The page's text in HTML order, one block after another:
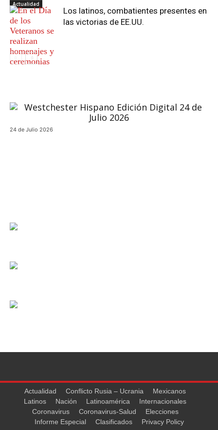
Actualidad
Los latinos, combatientes presentes en
las victorias de EE.UU.
24 de Julio 2026
Actualidad Conflicto Rusia – Ucrania
Mexicanos
Latinos
Nación Latinoamérica
Internacionales
Coronavirus
Coronavirus-Salud
Elecciones
Informe Especial
Clasificados Privacy Policy